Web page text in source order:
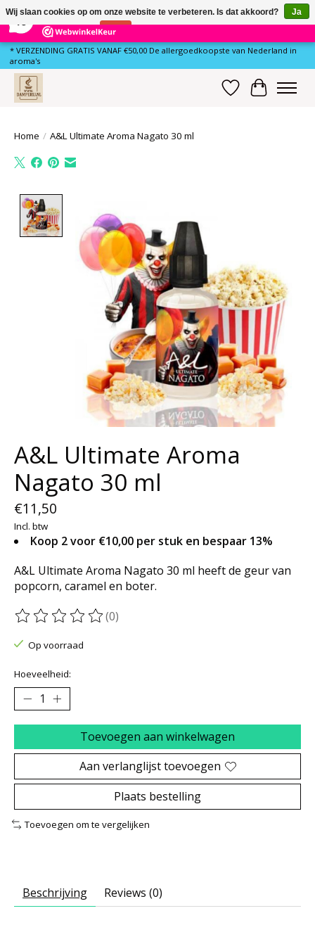
78 Reviews ×
* VERZENDING GRATIS VANAF €50,00 De allergoedkoopste van Nederland in
aroma's
Verlanglijst
Home / A&L Ultimate Aroma Nagato 30 ml
A&L Ultimate Aroma
Nagato 30 ml
€11,50
Incl. btw
Koop 2 voor €10,00 per stuk en bespaar 13%
A&L Ultimate Aroma Nagato 30 ml heeft de geur van
popcorn, caramel en boter.
De beoordeling van dit product is
(0)
Op voorraad
Hoeveelheid:
Toevoegen aan winkelwagen
Aan verlanglijst toevoegen
Plaats bestelling
Toevoegen om te vergelijken
Beschrijving Reviews (0)
Wij slaan cookies op om onze website te verbeteren. Is dat akkoord?
Ja
Nee